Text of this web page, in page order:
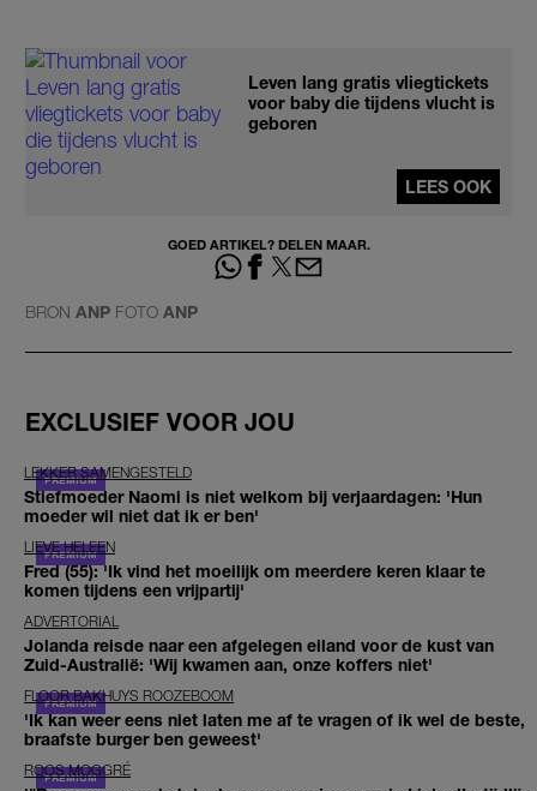
Leven lang gratis vliegtickets
voor baby die tijdens vlucht is
geboren
LEES OOK
GOED ARTIKEL? DELEN MAAR.
BRON ANP FOTO ANP
EXCLUSIEF VOOR JOU
LEKKER SAMENGESTELD
Stiefmoeder Naomi is niet welkom bij verjaardagen: 'Hun
moeder wil niet dat ik er ben'
LIEVE HELEEN
Fred (55): 'Ik vind het moeilijk om meerdere keren klaar te
komen tijdens een vrijpartij'
ADVERTORIAL
Jolanda reisde naar een afgelegen eiland voor de kust van
Zuid-Australië: 'Wij kwamen aan, onze koffers niet'
FLOOR BAKHUYS ROOZEBOOM
'Ik kan weer eens niet laten me af te vragen of ik wel de beste,
braafste burger ben geweest'
ROOS MOGGRÉ